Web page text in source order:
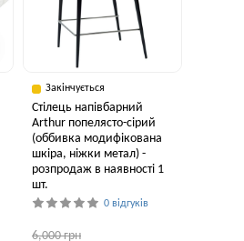
Закінчується
Стілець напівбарний
Arthur попелясто-сірий
(оббивка модифікована
шкіра, ніжки метал) -
розпродаж в наявності 1
шт.
0 відгуків
6,000 грн